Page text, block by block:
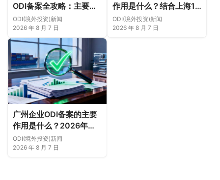
ODI备案全攻略：主要作
用、各区合规重点、外汇
登记与案例解析正规靠谱
代办中介推荐
ODI(境外投资)新闻
2026 年 8 月 7 日
作用是什么？结合上海16
区企业特点，看懂2026
年境外投资合规逻辑
ODI(境外投资)新闻
2026 年 8 月 7 日
广州企业ODI备案的主要
作用是什么？2026年新
规下广州11区企业出海实
务说明
ODI(境外投资)新闻
2026 年 8 月 7 日